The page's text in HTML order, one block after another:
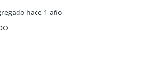
hace 1 año